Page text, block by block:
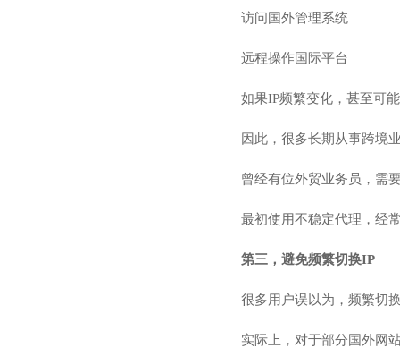
访问国外管理系统
远程操作国际平台
如果IP频繁变化，甚至可
因此，很多长期从事跨境
曾经有位外贸业务员，需
最初使用不稳定代理，经
第三，避免频繁切换IP
很多用户误以为，频繁切
实际上，对于部分国外网